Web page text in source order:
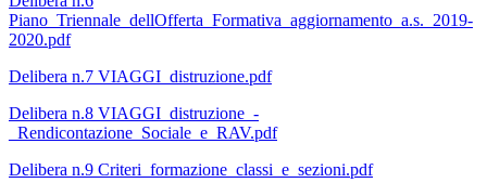
Piano_Triennale_dellOfferta_Formativa_aggiornamento_a.s._2019-
2020.pdf
Delibera n.7 VIAGGI_distruzione.pdf
Delibera n.8 VIAGGI_distruzione_-
_Rendicontazione_Sociale_e_RAV.pdf
Delibera n.9 Criteri_formazione_classi_e_sezioni.pdf